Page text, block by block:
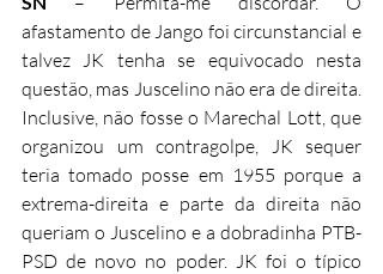
afastamento de Jango foi circunstancial e
talvez JK tenha se equivocado nesta
questão, mas Juscelino não era de direita.
Inclusive, não fosse o Marechal Lott, que
organizou um contragolpe, JK sequer
teria tomado posse em 1955 porque a
extrema-direita e parte da direita não
queriam o Juscelino e a dobradinha PTB-
PSD de novo no poder. JK foi o típico